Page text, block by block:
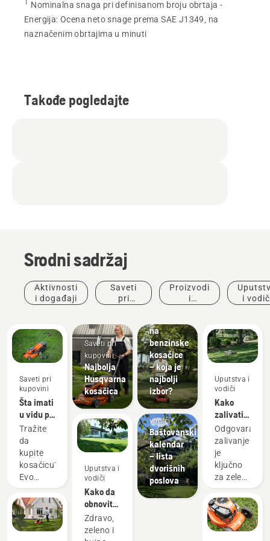
Nominalna snaga pri definisanom broju obrtaja -
Energija:Ocena neto snage prema SAE J1349, na
naznačenim obrtajima u minuti
Takođe pogledajte
Srodni sadržaj
Aktivnosti
i događaji
Saveti
pri
Proizvodi
i
i
Saveti pri
kupovini
Šta imati
u vidu pri
kupovini
kosačice
u 2023.
Tražite
da
kupite
kosačicu?
Evo
stvari
koje
treba
Saveti pri
kupovini
Najbolja
Husqvarna
kosačica
Uputstva i
vodiči
Kako da
obnovite
travnjak
i sredite
Zdravo,
zeleno i
Električne
kosačice
na
benzinske
kosačice
– koja je
najbolji
izbor?
Uputstva i
vodiči
Baštovanski
kalendar
– lista
dvorišnih
poslova
Uputstva i
vodiči
Kako
zalivati
travnjak
Odgovarajuće
zalivanje
je
ključno
za zelen i
travnjak.
Evo
saveta